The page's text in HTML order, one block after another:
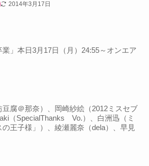
2014年3月17日
」 本日3月17日（月）24:55～オンエア
腐＠那奈）、岡崎紗絵（2012ミスセブ
（SpecialThanks Vo.）、白洲迅（ミ
王子様」）、 綾瀬麗奈（dela）、早見